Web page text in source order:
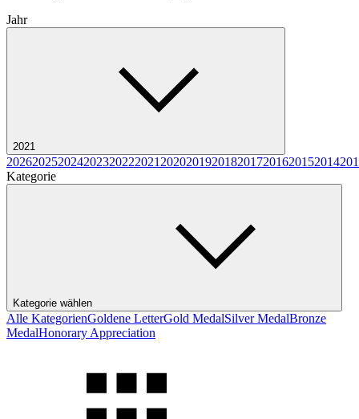
Jahr
2021
202620252024202320222021 2020201920182017201620152014
Kategorie
Kategorie wählen
Alle KategorienGoldene LetterGold MedalSilver MedalBronze
MedalHonorary Appreciation